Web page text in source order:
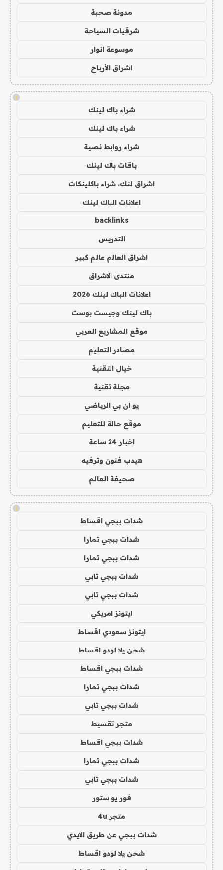
مدونة صحبة
شرقيات السياحة
موسوعة انوار
اشراق الأرباح
!
شراء باك لينك
شراء باك لينك
شراء روابط نصية
باقات باك لينك
اشراق لنك، شراء باكلينكات
اعلانات الباك لينك
backlinks
التدريس
اشراق العالم عالم كبير
منتدى الاشراق
اعلانات الباك لينك 2026
باك لينك وجيست بوست
موقع المشاريع العربي
مصادر التعليم
خيال التقنية
مجلة تقنية
يو ان بي الرياضي
موقع حالة للتعليم
اخبار 24 ساعة
هيدب فنون وترفيه
صحيفة العالم
!
شدات ببجي اقساط
شدات ببجي تمارا
شدات ببجي تمارا
شدات ببجي تابي
شدات ببجي تابي
ايتونز امريكي
ايتونز سعودي اقساط
شحن يلا لودو اقساط
شدات ببجي اقساط
شدات ببجي تمارا
شدات ببجي تابي
متجر تقسيط
شدات ببجي اقساط
شدات ببجي تمارا
شدات ببجي تابي
فور يو ستور
متجر 4u
شدات ببجي عن طريق الايدي
شحن يلا لودو اقساط